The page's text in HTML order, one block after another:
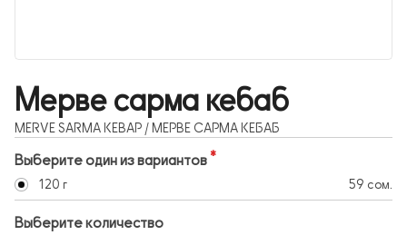
Мерве сарма кебаб
MERVE SARMA KEBAP / МЕРВЕ САРМА КЕБАБ
Выберите один из вариантов
120 г 59 сом.
Выберите количество